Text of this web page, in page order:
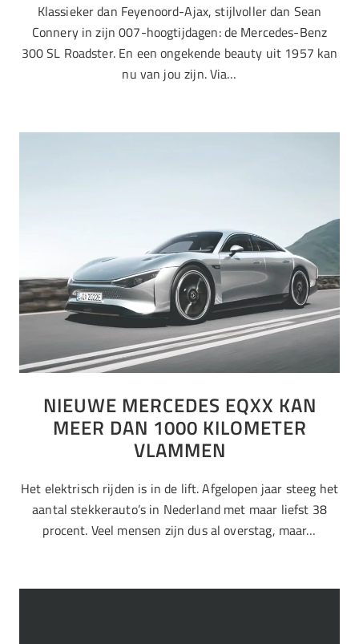
Klassieker dan Feyenoord-Ajax, stijlvoller dan Sean
Connery in zijn 007-hoogtijdagen: de Mercedes-Benz
300 SL Roadster. En een ongekende beauty uit 1957 kan
nu van jou zijn. Via…
NIEUWE MERCEDES EQXX KAN
MEER DAN 1000 KILOMETER
VLAMMEN
Het elektrisch rijden is in de lift. Afgelopen jaar steeg het
aantal stekkerauto’s in Nederland met maar liefst 38
procent. Veel mensen zijn dus al overstag, maar…